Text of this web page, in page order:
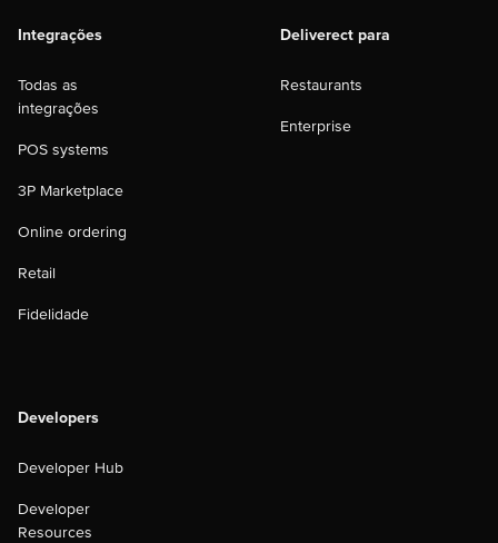
Integrações
Todas as
integrações
POS systems
3P Marketplace
Online ordering
Retail
Fidelidade
Deliverect para
Restaurants
Enterprise
Developers
Developer Hub
Developer
Resources